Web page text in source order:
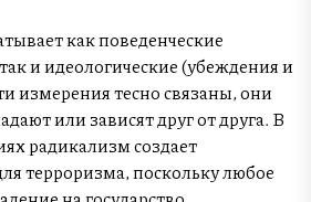
как поведенческие
и идеологические (убеждения и
измерения тесно связаны, они
или зависят друг от друга. В
радикализм создает
терроризма, поскольку любое